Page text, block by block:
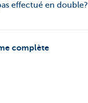
effectué en double?
complète